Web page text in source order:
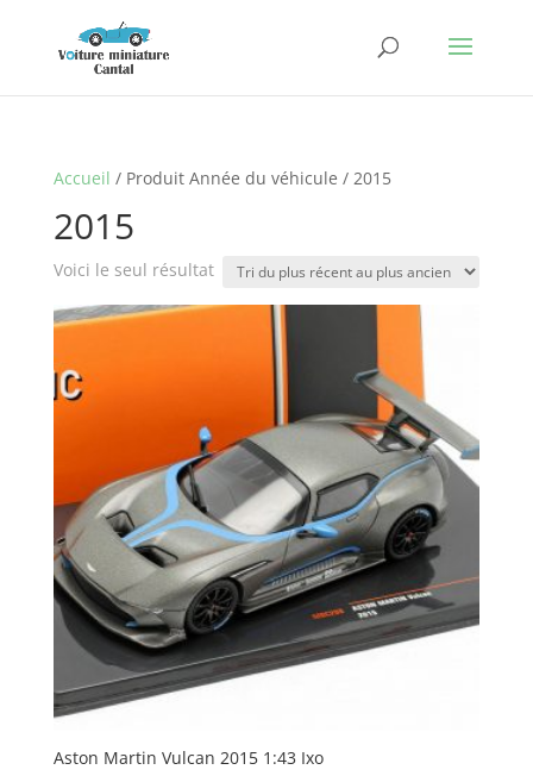
Accueil / Produit Année du véhicule / 2015
2015
Voici le seul résultat
Aston Martin Vulcan 2015 1:43 Ixo